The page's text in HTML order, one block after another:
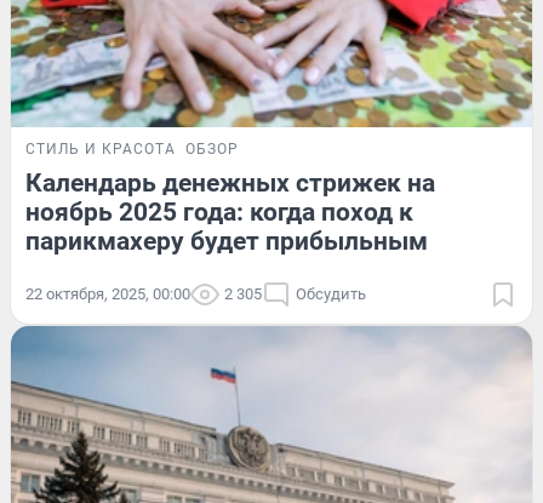
СТИЛЬ И КРАСОТА ОБЗОР
Календарь денежных стрижек на
ноябрь 2025 года: когда поход к
парикмахеру будет прибыльным
22 октября, 2025, 00:00 2 305 Обсудить